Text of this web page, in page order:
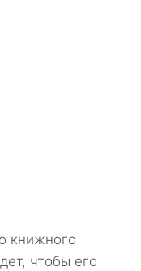
книжного
чтобы его